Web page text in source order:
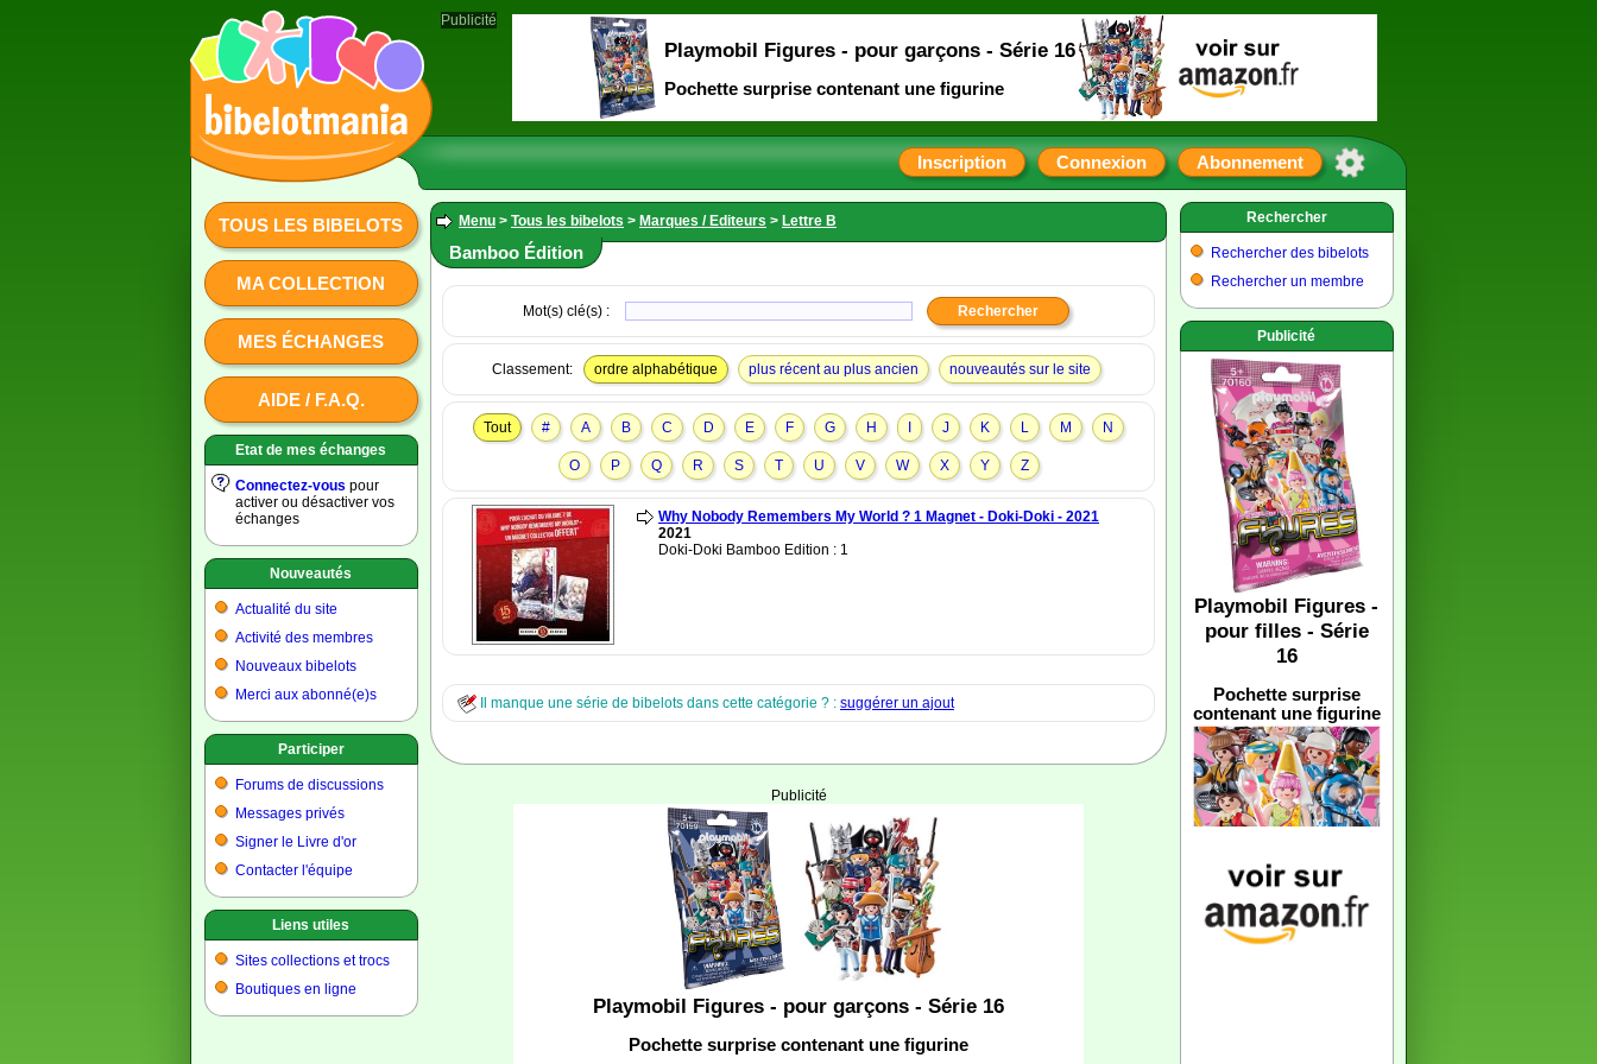
Inscription Connexion Abonnement
TOUS LES BIBELOTS
MA COLLECTION
MES ÉCHANGES
AIDE / F.A.Q.
Etat de mes échanges
Connectez-vous pour
activer ou désactiver vos
échanges
Nouveautés
Actualité du site
Activité des membres
Nouveaux bibelots
Merci aux abonné(e)s
Participer
Forums de discussions
Messages privés
Signer le Livre d'or
Contacter l'équipe
Liens utiles
Sites collections et trocs
Boutiques en ligne
Menu > Tous les bibelots > Marques / Editeurs > Lettre B
Bamboo Édition
Mot(s) clé(s) :
Classement: ordre alphabétique plus récent au plus ancien nouveautés sur le site
Tout # A B C D E F G H J K L M N
O P Q R S T U V W X Y Z
Why Nobody Remembers My World ? 1 Magnet - Doki-Doki - 2021
2021
Doki-Doki Bamboo Edition : 1
Il manque une série de bibelots dans cette catégorie ? : suggérer un ajout
Publicité
Playmobil Figures - pour garçons - Série 16
Pochette surprise contenant une figurine
Rechercher
Rechercher des bibelots
Rechercher un membre
Publicité
Playmobil Figures -
pour filles - Série
16
Pochette surprise
contenant une figurine
Publicité
Playmobil Figures - pour garçons - Série 16
Pochette surprise contenant une figurine